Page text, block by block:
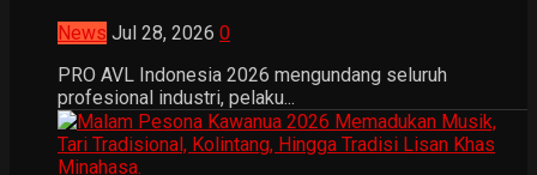
News Jul 28, 2026 0
PRO AVL Indonesia 2026 mengundang seluruh
profesional industri, pelaku...